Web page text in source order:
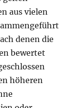
aus vielen
denen die
bewertet
höheren